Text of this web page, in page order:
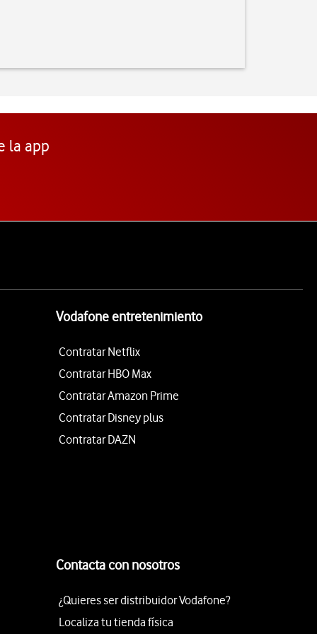
la app
Vodafone entretenimiento
Contratar Netflix
Contratar HBO Max
Contratar Amazon Prime
Contratar Disney plus
Contratar DAZN
Contacta con nosotros
¿Quieres ser distribuidor Vodafone?
Localiza tu tienda física